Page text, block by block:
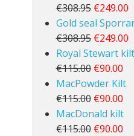
€308.95 €249.00
Gold seal
€308.95 €249.00
Royal Stewart kilt
€115.00 €90.00
MacPowder Kilt
€115.00 €90.00
MacDonald kilt
€115.00 €90.00